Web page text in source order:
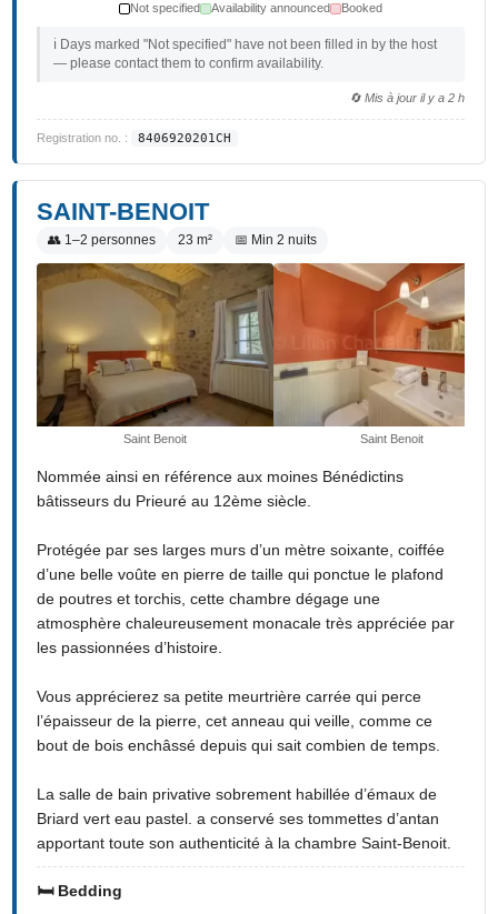
Not specified Availability announced Booked
ℹ️ Days marked "Not specified" have not been filled in by the host
— please contact them to confirm availability.
🔄 Mis à jour il y a 2 h
Registration no. : 8406920201CH
SAINT-BENOIT
👥 1–2 personnes 23 m² 📅 Min 2 nuits
Saint Benoit Saint Benoit
Nommée ainsi en référence aux moines Bénédictins
bâtisseurs du Prieuré au 12ème siècle.
Protégée par ses larges murs d’un mètre soixante, coiffée
d’une belle voûte en pierre de taille qui ponctue le plafond
de poutres et torchis, cette chambre dégage une
atmosphère chaleureusement monacale très appréciée par
les passionnées d’histoire.
Vous apprécierez sa petite meurtrière carrée qui perce
l’épaisseur de la pierre, cet anneau qui veille, comme ce
bout de bois enchâssé depuis qui sait combien de temps.
La salle de bain privative sobrement habillée d’émaux de
Briard vert eau pastel. a conservé ses tommettes d’antan
apportant toute son authenticité à la chambre Saint-Benoit.
🛏️ Bedding